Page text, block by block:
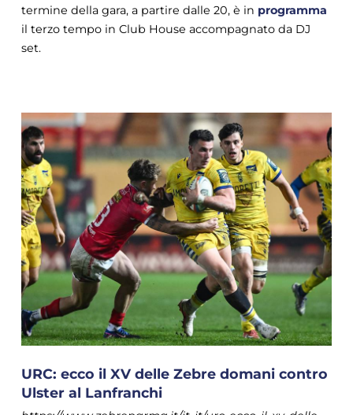
termine della gara, a partire dalle 20, è in programma
il terzo tempo in Club House accompagnato da DJ
set.
URC: ecco il XV delle Zebre domani contro
Ulster al Lanfranchi